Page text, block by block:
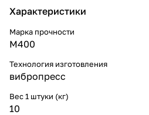
Характеристики
Марка прочности
М400
Технология изготовления
вибропресс
Вес 1 штуки (кг)
10